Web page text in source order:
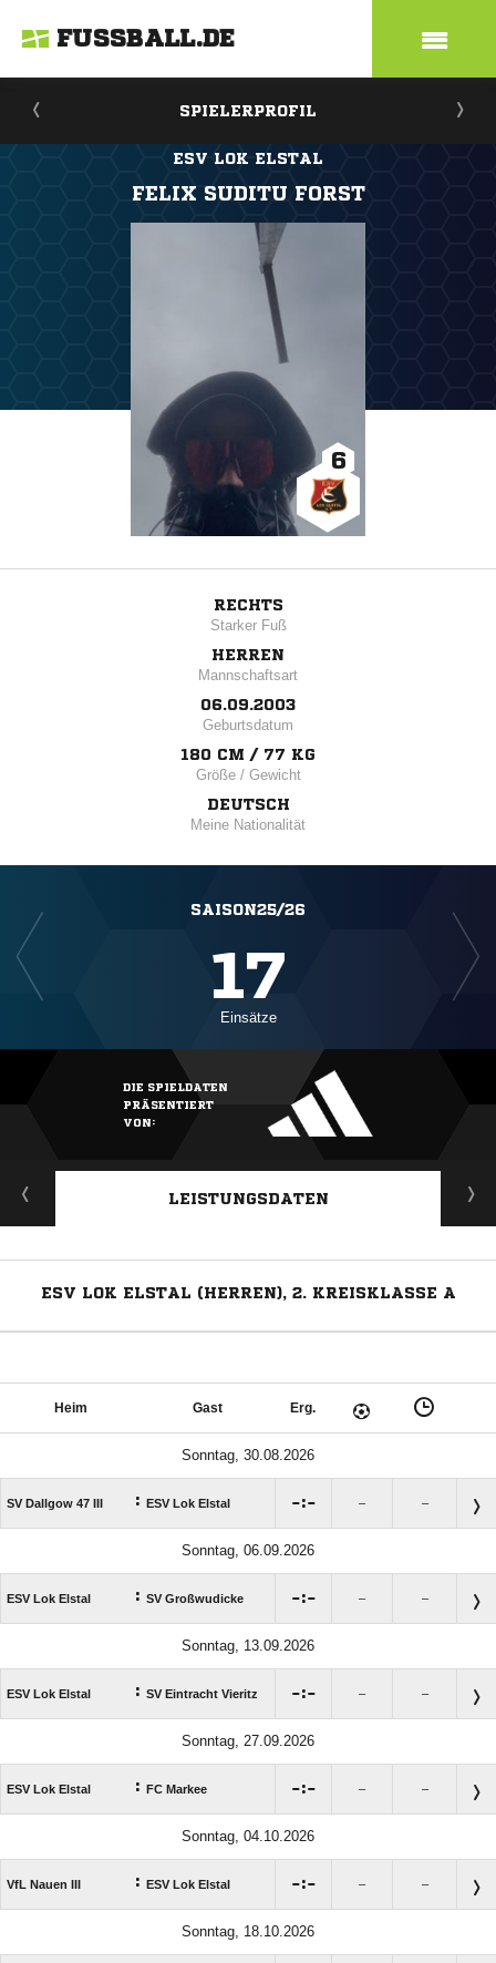
FUSSBALL.DE
SPIELERPROFIL
ESV LOK ELSTAL
FELIX SUDITU FORST
6
RECHTS
Starker Fuß
HERREN
Mannschaftsart
06.09.2003
Geburtsdatum
180 CM / 77 KG
Größe / Gewicht
DEUTSCH
Meine Nationalität
SAISON25/26
17
Einsätze
DIE SPIELDATEN
PRÄSENTIERT
VON:
LEISTUNGSDATEN
ESV LOK ELSTAL (HERREN), 2. KREISKLASSE A
Heim Gast Erg.
Sonntag, 30.08.2026
SV Dallgow 47 III : ESV Lok Elstal : – –
Sonntag, 06.09.2026
ESV Lok Elstal : SV Großwudicke : – –
Sonntag, 13.09.2026
ESV Lok Elstal : SV Eintracht Vieritz : – –
Sonntag, 27.09.2026
ESV Lok Elstal : FC Markee : – –
Sonntag, 04.10.2026
VfL Nauen III : ESV Lok Elstal : – –
Sonntag, 18.10.2026